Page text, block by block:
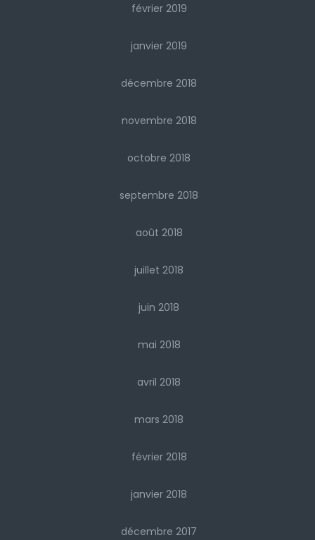
février 2019
janvier 2019
décembre 2018
novembre 2018
octobre 2018
septembre 2018
août 2018
juillet 2018
juin 2018
mai 2018
avril 2018
mars 2018
février 2018
janvier 2018
décembre 2017